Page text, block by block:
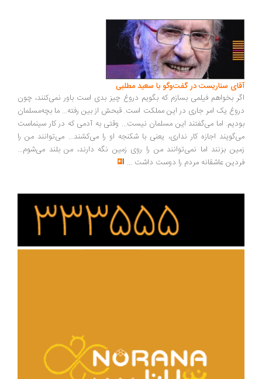
سناریست در گفت‌وگو با سعید مطلبی
بخواهم فیلمی بسازم که بگویم دروغ چیز بدی است باور نمی‌کنند، چون
یک امر جاری در این مملکت است. قبحش از بین رفته... ما بچه‌مسلمان
اما می‌گفتند این مسلمان نیست... وقتی به آدمی که در کار سینماست
اجازه کار نداری، یعنی با شکنجه او را می‌کشند... می‌توانند من را
بزنند اما نمی‌توانند من را روی زمین نگه دارند، من بلند می‌شوم...
عاشقانه مردم را دوست داشت ...